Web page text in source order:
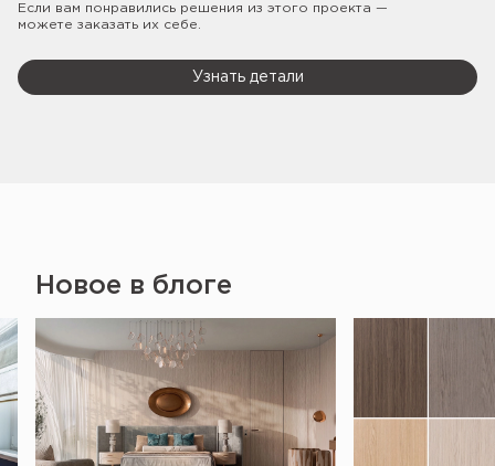
Если вам понравились решения из этого проекта —
можете заказать их себе.
Узнать детали
Новое в блоге